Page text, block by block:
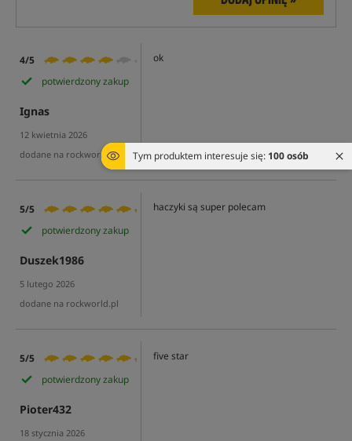
Tym produktem interesuje się: 100 osób
4/5
potwierdzony zakup
Ignas
12 kwietnia 2026
dodane na rockworld.pl
ok
5/5
potwierdzony zakup
Duszek1986
5 lutego 2026
dodane na rockworld.pl
haczyki są super polecam
5/5
potwierdzony zakup
Pioter432
18 stycznia 2026
five star